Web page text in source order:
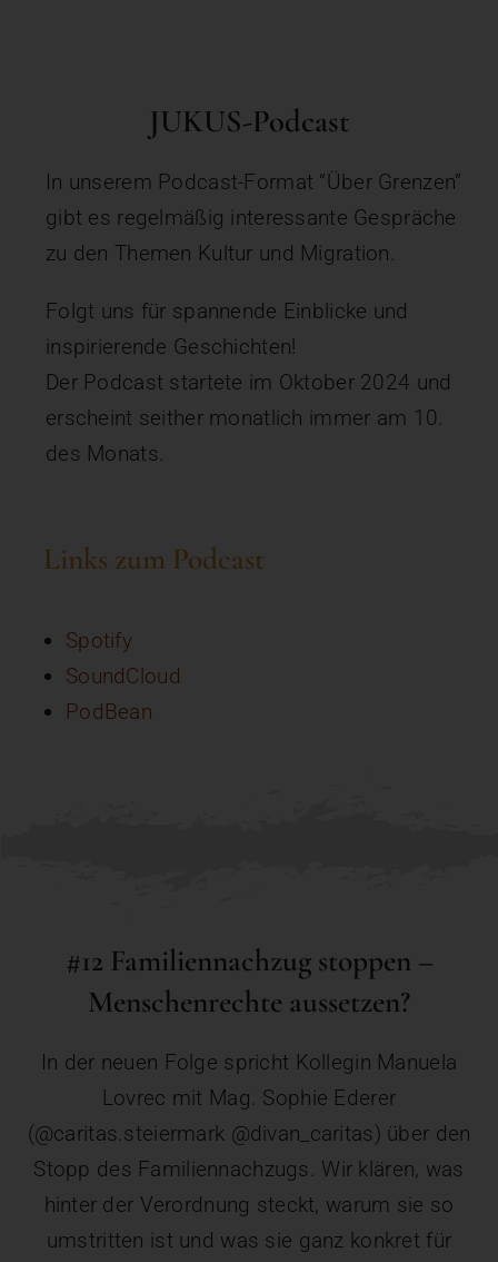
JUKUS-Podcast
In unserem Podcast-Format “Über Grenzen”
gibt es regelmäßig interessante Gespräche
zu den Themen Kultur und Migration.
Folgt uns für spannende Einblicke und
inspirierende Geschichten!
Der Podcast startete im Oktober 2024 und
erscheint seither monatlich immer am 10.
des Monats.
Links zum Podcast
Spotify
SoundCloud
PodBean
#12 Familiennachzug stoppen –
Menschenrechte aussetzen?
In der neuen Folge spricht Kollegin Manuela
Lovrec mit Mag. Sophie Ederer
(@caritas.steiermark @divan_caritas) über den
Stopp des Familiennachzugs. Wir klären, was
hinter der Verordnung steckt, warum sie so
umstritten ist und was sie ganz konkret für